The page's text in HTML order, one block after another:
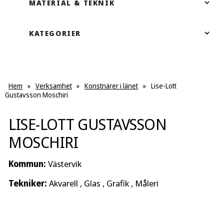
Hem » Verksamhet » Konstnärer i länet » Lise-Lott
Gustavsson Moschiri
LISE-LOTT GUSTAVSSON
MOSCHIRI
Kommun: Västervik
Tekniker: Akvarell , Glas , Grafik , Måleri